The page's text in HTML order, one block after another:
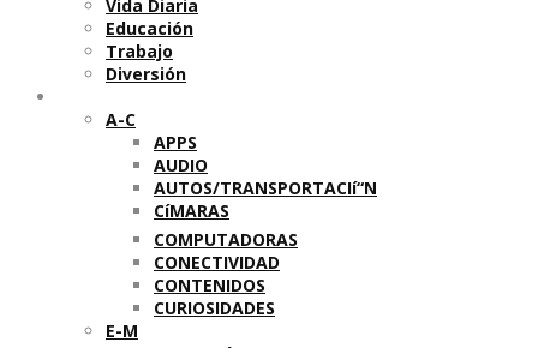
Vida Diaria
Educación
Trabajo
Diversión
A-C
APPS
AUDIO
AUTOS/TRANSPORTACIí“N
CíMARAS
COMPUTADORAS
CONECTIVIDAD
CONTENIDOS
CURIOSIDADES
E-M